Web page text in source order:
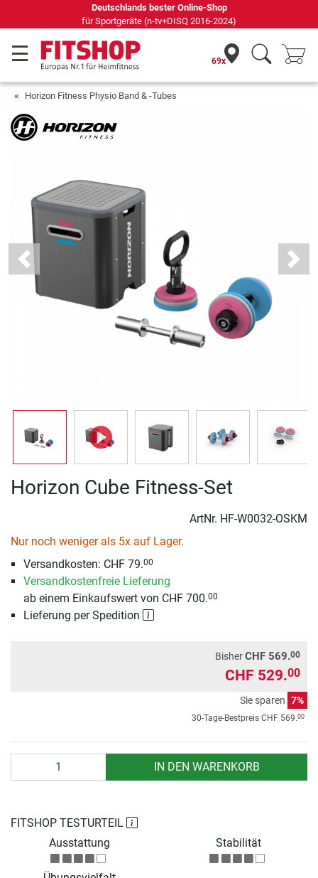
Seit 42 Jahren Ihr Experte für Heimfitness
69x
Horizon Fitness Physio Band & -Tubes
Previous Next
Horizon Cube Fitness-Set
ArtNr. HF-W0032-OSKM
Nur noch weniger als 5x auf Lager.
Versandkosten: CHF 79.00
Versandkostenfreie Lieferung
ab einem Einkaufswert von CHF 700.00
Lieferung per Spedition
BisherCHF 569.00
CHF 529.00
Sie sparen 7%
30-Tage-Bestpreis CHF 569.00
IN DEN WARENKORB
FITSHOP TESTURTEIL
Ausstattung
Stabilität